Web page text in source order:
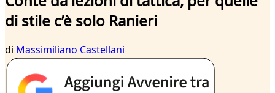
di stile c’è solo Ranieri
di Massimiliano Castellani